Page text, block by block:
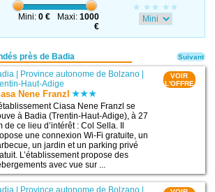
Mini: 0 € Maxi:1000
€
près de Badia
| Province autonome de Bolzano |
Haut-Adige
Nene Franzl
Ciasa Nene Franzl se
à Badia (Trentin-Haut-Adige), à 27
de ce lieu d’intérêt : Col Sella. Il
une connexion Wi-Fi gratuite, un
un jardin et un parking privé
L’établissement propose des
avec vue sur ...
VOIR
L'OFFRE
Province autonome de Bolzano
Suivant